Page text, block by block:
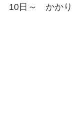
10日～ かかり